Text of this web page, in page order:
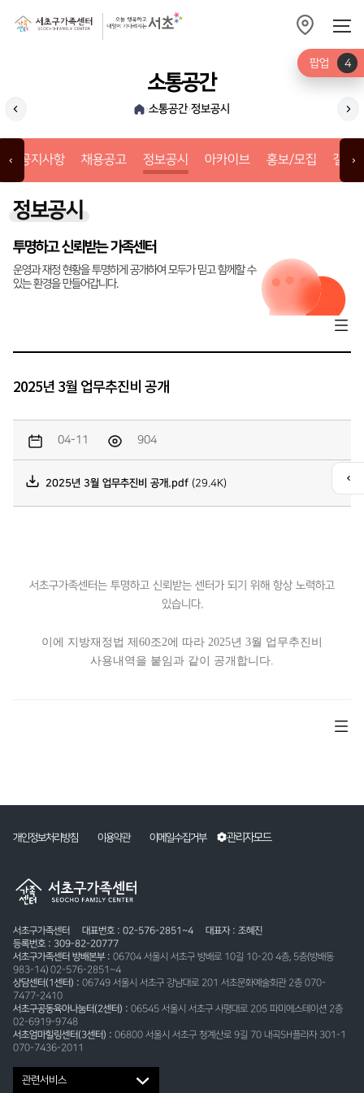
소통공간
채용공고 ›소통공간›정보공시 아
‹ 공지사항 채용공고 정보공시 아카이브 홍보/모집 갤러
›
정보공시
투명하고 신뢰받는 가족센터
운영과 재정 현황을 투명하게 공개하여 모두가 믿고 함께할 수
있는 환경을 만들어갑니다.
2025년 3월 업무추진비 공개
04-11 904
2025년 3월 업무추진비 공개.pdf (29.4K)
서초구가족센터는 투명하고 신뢰받는 센터가 되기 위해 항상 노력하고
있습니다.
이에 지방재정법 제60조2에 따라 2025년 3월 업무추진비
사용내역을 붙임과 같이 공개합니다
개인정보처리방침 이용약관 이메일수집거부 관리자모드
서초구가족센터 대표번호 : 02-576-2851~4
대표자 : 조혜진
등록번호 : 309-82-20777
서초구가족센터 방배본부 : 06704 서울시 서초구 방배로 10길 10-20 4층, 5층(방배동
983-14) 02-576-2851~4
상담센터(1센터) : 06749 서울시 서초구 강남대로 201 서초문화예술회관 2층 070-
7477-2410
서초구공동육아나눔터(2센터) : 06545 서울시 서초구 사평대로 205 파미에스테이션 2층
02-6919-9748
서초엄마힐링센터(3센터) : 06800 서울시 서초구 청계산로 9길 70 내곡SH플라자 301-1
070-7436-2011
관련서비스
퀵
메
팝업 4